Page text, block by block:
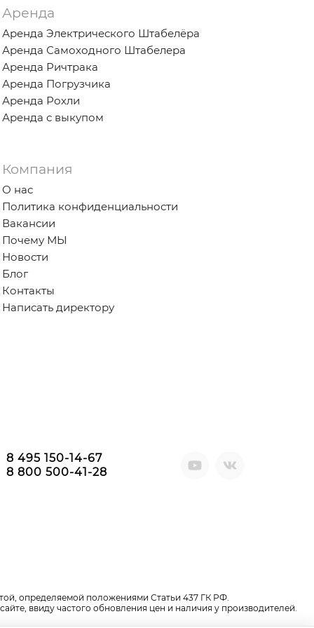
Аренда
Аренда Электрического Штабелёра
Аренда Самоходного Штабелера
Аренда Ричтрака
Аренда Погрузчика
Аренда Рохли
Аренда с выкупом
Компания
О нас
Политика конфиденциальности
Вакансии
Почему МЫ
Новости
Блог
Контакты
Написать директору
8 495 150-14-67
8 800 500-41-28
определяемой положениями Статьи 437 ГК РФ.
ввиду частого обновления цен и наличия у производителей.